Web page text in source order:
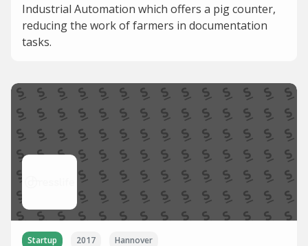
Industrial Automation which offers a pig counter,
reducing the work of farmers in documentation
tasks.
Startup 2017 Hannover